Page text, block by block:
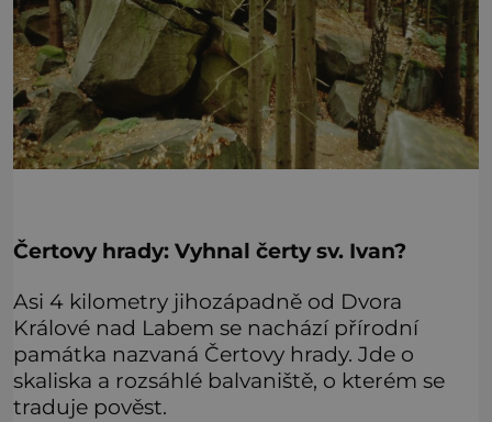
Čertovy hrady: Vyhnal čerty sv. Ivan?
Asi 4 kilometry jihozápadně od Dvora
Králové nad Labem se nachází přírodní
památka nazvaná Čertovy hrady. Jde o
skaliska a rozsáhlé balvaniště, o kterém se
traduje pověst.